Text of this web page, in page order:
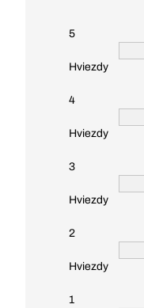
5
Hviezdy
4
Hviezdy
3
Hviezdy
2
Hviezdy
1